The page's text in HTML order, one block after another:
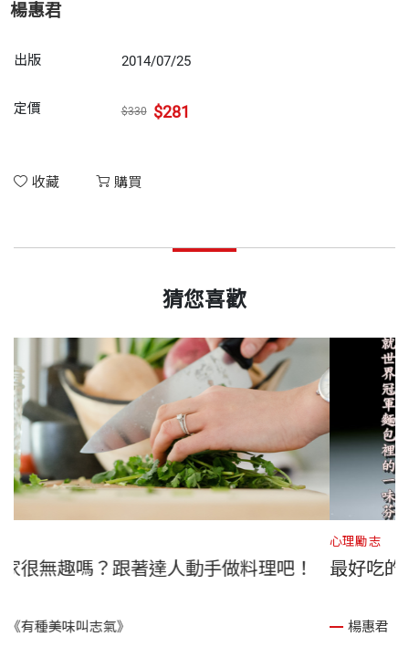
楊惠君
出版 2014/07/25
定價 $330 $281
收藏 購買
猜您喜歡
過年在家很無趣嗎？跟著達人動手做料理吧！
楊惠君《有種美味叫志氣》